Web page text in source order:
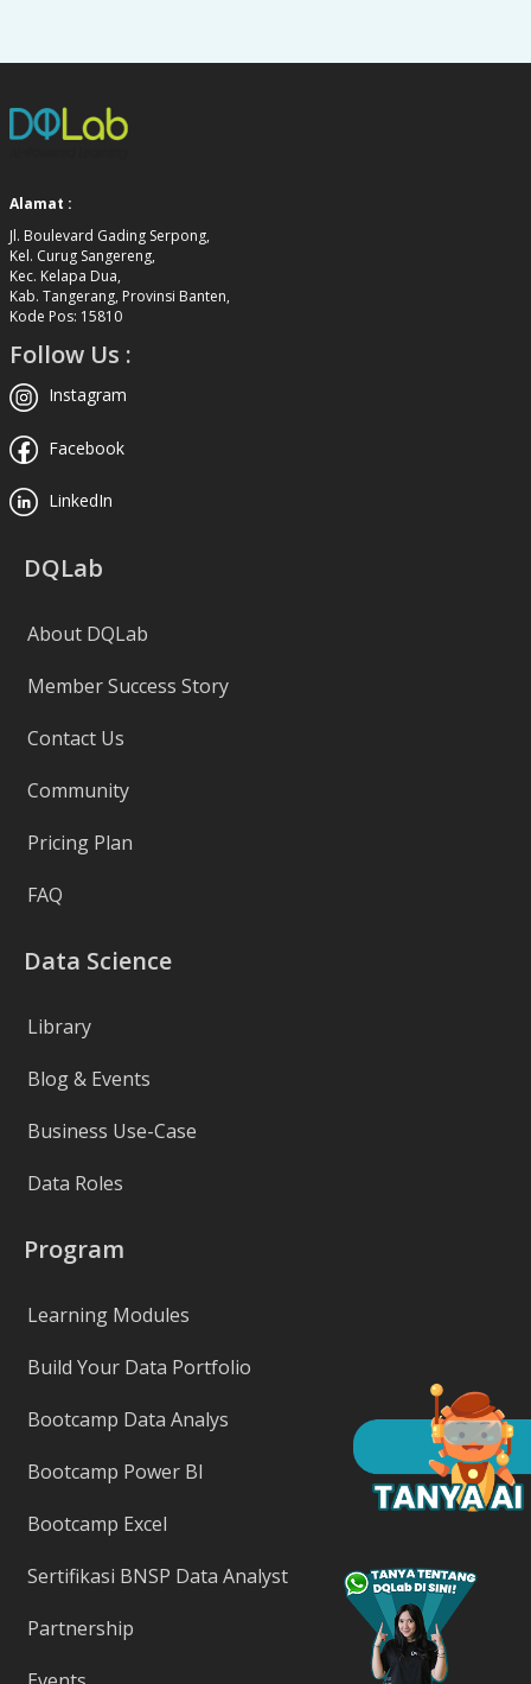
Alamat :
Jl. Boulevard Gading Serpong,
Kel. Curug Sangereng,
Kec. Kelapa Dua,
Kab. Tangerang, Provinsi Banten,
Kode Pos: 15810
Follow Us :
Instagram
Facebook
LinkedIn
DQLab
About DQLab
Member Success Story
Contact Us
Community
Pricing Plan
FAQ
Data Science
Library
Blog & Events
Business Use-Case
Data Roles
Program
Learning Modules
Build Your Data Portfolio
Bootcamp Data Analys
Bootcamp Power BI
Bootcamp Excel
Sertifikasi BNSP Data Analyst
Partnership